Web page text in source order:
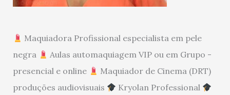
Maquiadora Profissional especialista em pele
negra
Aulas automaquiagem VIP ou em Grupo -
presencial e online
Maquiador de Cinema (DRT)
produções audiovisuais
Kryolan Professional